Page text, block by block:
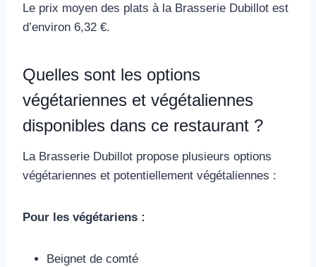
Le prix moyen des plats à la Brasserie Dubillot est
d’environ 6,32 €.
Quelles sont les options
végétariennes et végétaliennes
disponibles dans ce restaurant ?
La Brasserie Dubillot propose plusieurs options
végétariennes et potentiellement végétaliennes :
Pour les végétariens :
Beignet de comté